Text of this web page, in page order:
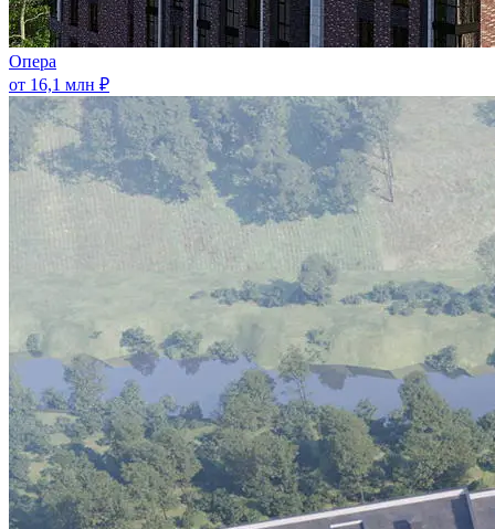
Опера
от 16,1 млн ₽